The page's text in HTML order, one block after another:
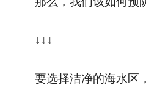
↓↓↓
要选择洁净的海水区